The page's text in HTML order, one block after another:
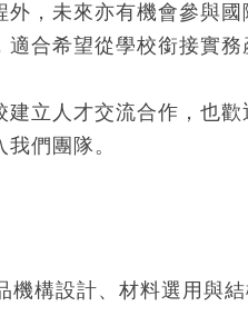
，未來亦有機會參與國
合希望從學校銜接實
立人才交流合作，也
們團隊。
構設計、材料選用與